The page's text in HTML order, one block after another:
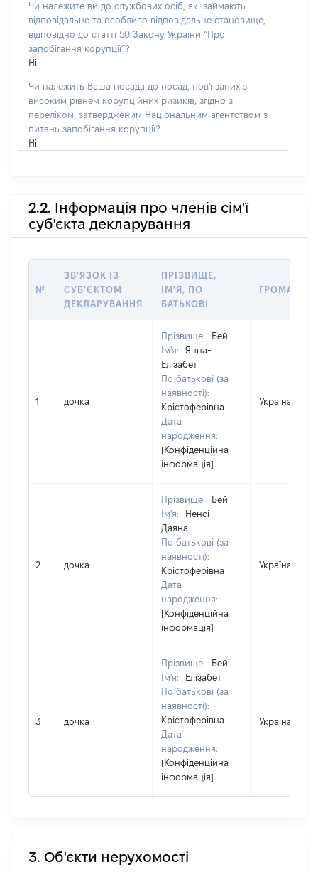
Чи належите ви до службових осіб, які займають
відповідальне та особливо відповідальне становище,
відповідно до статті 50 Закону України “Про
запобігання корупції”?
Ні
Чи належить Ваша посада до посад, пов'язаних з
високим рівнем корупційних ризиків, згідно з
переліком, затвердженим Національним агентством з
питань запобігання корупції?
Ні
2.2. Інформація про членів сім'ї
суб'єкта декларування
№
ЗВ'ЯЗОК ІЗ
СУБ'ЄКТОМ
ДЕКЛАРУВАННЯ
ПРІЗВИЩЕ,
ІМ'Я, ПО
БАТЬКОВІ
1 дочка
Прізвище:
Бей
Ім'я:
Янна-
Елізабет
По батькові (за
наявності):
Крістоферівна
Дата
народження:
[Конфіденційна
інформація]
Україна
2 дочка
Прізвище:
Бей
Ім'я:
Ненсі-
Даяна
По батькові (за
наявності):
Крістоферівна
Дата
народження:
[Конфіденційна
інформація]
Україна
3 дочка
Прізвище:
Бей
Ім'я:
Елізабет
По батькові (за
наявності):
Крістоферівна
Дата
народження:
[Конфіденційна
інформація]
Україна
3. Об'єкти нерухомості